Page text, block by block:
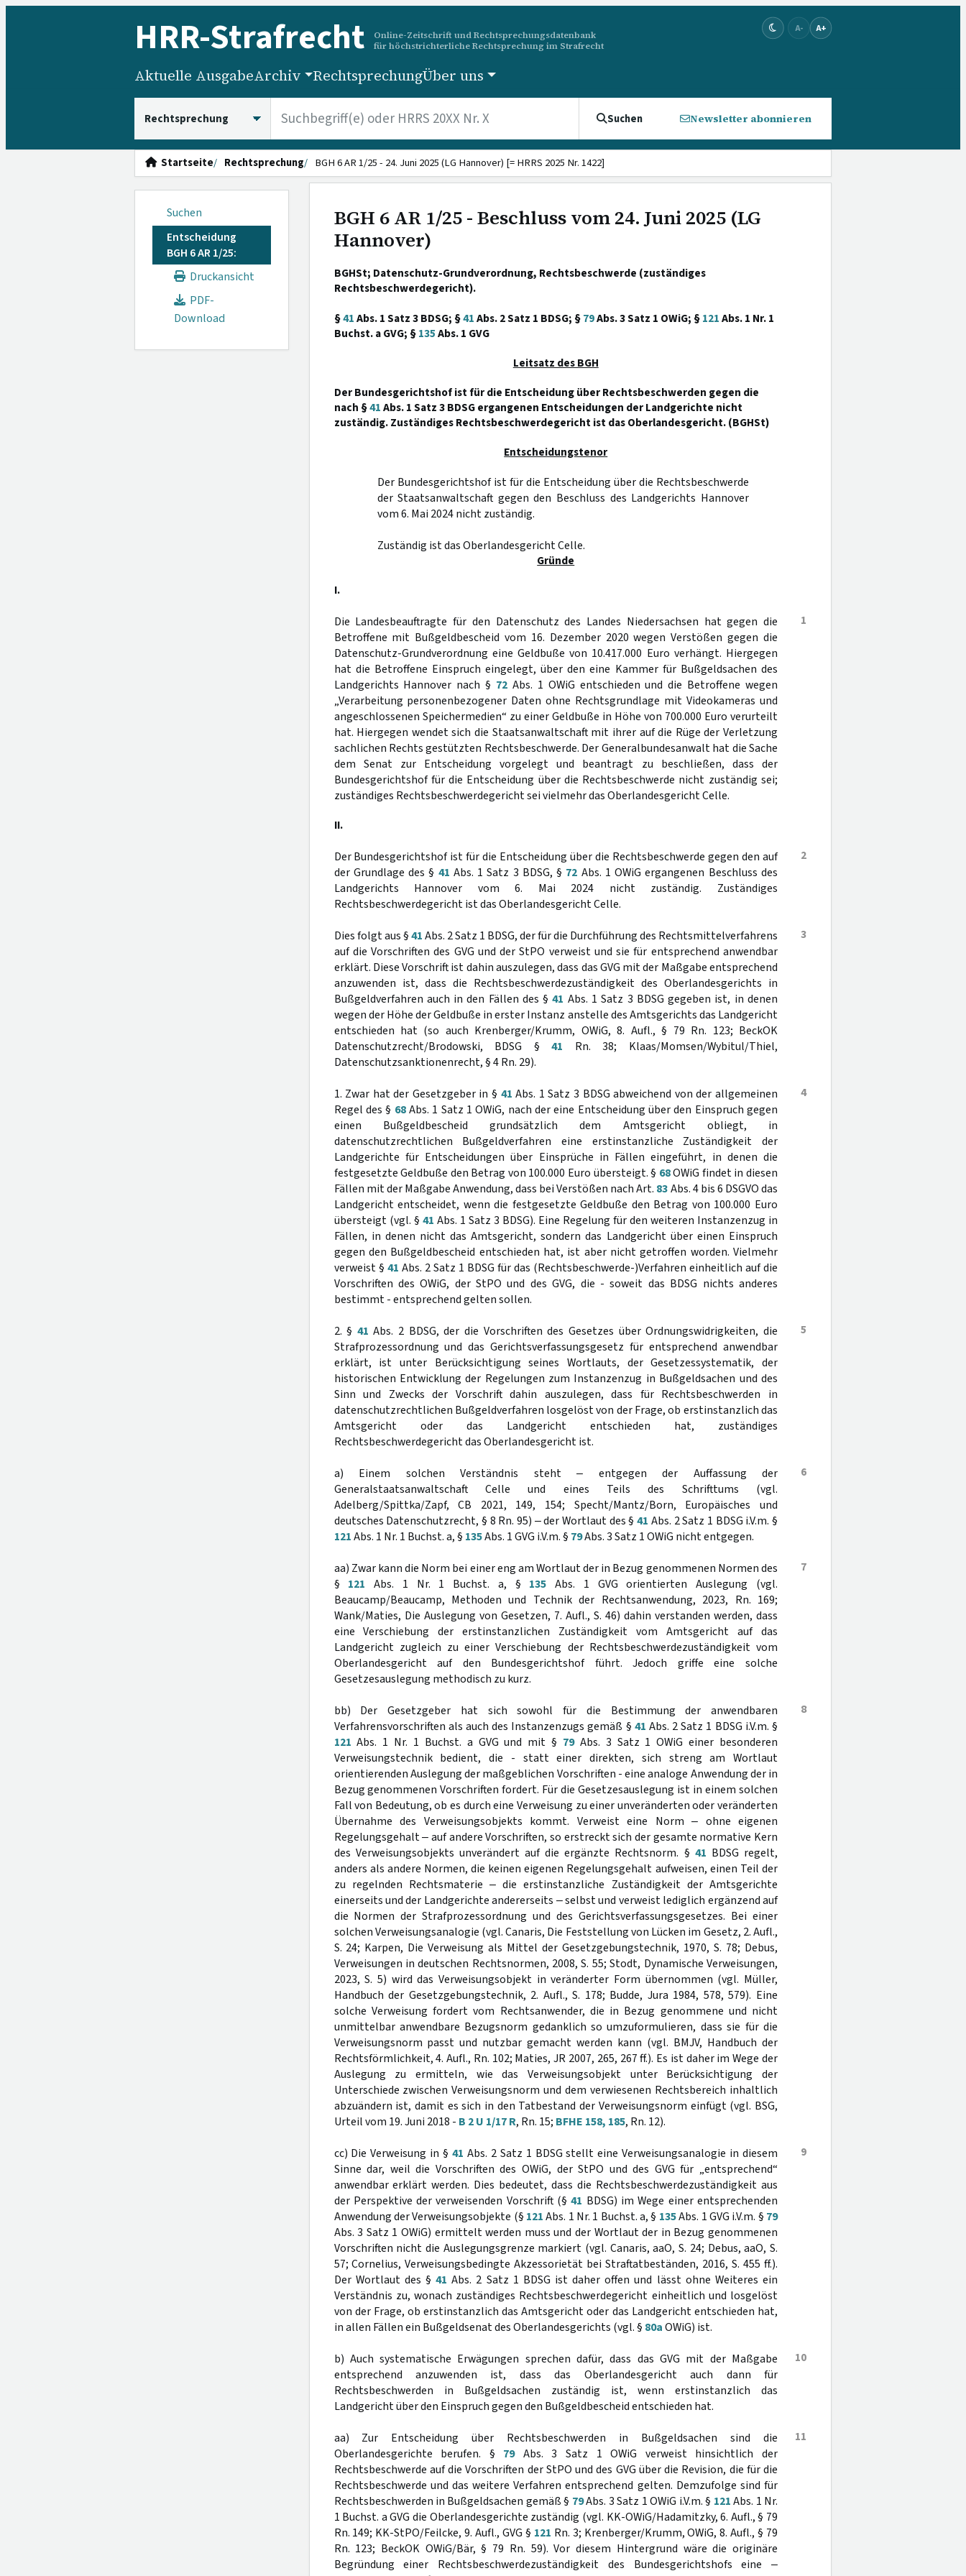
HRR-Strafrecht
Online-Zeitschrift und Rechtsprechungsdatenbank
für höchstrichterliche Rechtsprechung im Strafrecht
A- A+
Aktuelle AusgabeArchiv RechtsprechungÜber uns
Suchen Newsletter abonnieren
Startseite Rechtsprechung BGH 6 AR 1/25 - 24. Juni 2025 (LG Hannover) [= HRRS 2025 Nr. 1422]
Suchen
Entscheidung
BGH 6 AR 1/25:
Druckansicht
PDF-
Download
BGH 6 AR 1/25 - Beschluss vom 24. Juni 2025 (LG
Hannover)
BGHSt; Datenschutz-Grundverordnung, Rechtsbeschwerde (zuständiges
Rechtsbeschwerdegericht).
§41Abs. 1 Satz 3 BDSG; §41Abs. 2 Satz 1 BDSG; §79Abs. 3 Satz 1 OWiG; §121Abs. 1 Nr. 1
Buchst. a GVG; §135Abs. 1 GVG
Leitsatz des BGH
Der Bundesgerichtshof ist für die Entscheidung über Rechtsbeschwerden gegen die
nach §41Abs. 1 Satz 3 BDSG ergangenen Entscheidungen der Landgerichte nicht
zuständig. Zuständiges Rechtsbeschwerdegericht ist das Oberlandesgericht. (BGHSt)
Entscheidungstenor
Der Bundesgerichtshof ist für die Entscheidung über die Rechtsbeschwerde
der Staatsanwaltschaft gegen den Beschluss des Landgerichts Hannover
vom 6. Mai 2024 nicht zuständig.
Zuständig ist das Oberlandesgericht Celle.
Gründe
I.
1
Die Landesbeauftragte für den Datenschutz des Landes Niedersachsen hat gegen die
Betroffene mit Bußgeldbescheid vom 16. Dezember 2020 wegen Verstößen gegen die
Datenschutz-Grundverordnung eine Geldbuße von 10.417.000 Euro verhängt. Hiergegen
hat die Betroffene Einspruch eingelegt, über den eine Kammer für Bußgeldsachen des
Landgerichts Hannover nach § 72 Abs. 1 OWiG entschieden und die Betroffene wegen
„Verarbeitung personenbezogener Daten ohne Rechtsgrundlage mit Videokameras und
angeschlossenen Speichermedien“ zu einer Geldbuße in Höhe von 700.000 Euro verurteilt
hat. Hiergegen wendet sich die Staatsanwaltschaft mit ihrer auf die Rüge der Verletzung
sachlichen Rechts gestützten Rechtsbeschwerde. Der Generalbundesanwalt hat die Sache
dem Senat zur Entscheidung vorgelegt und beantragt zu beschließen, dass der
Bundesgerichtshof für die Entscheidung über die Rechtsbeschwerde nicht zuständig sei;
zuständiges Rechtsbeschwerdegericht sei vielmehr das Oberlandesgericht Celle.
II.
2
Der Bundesgerichtshof ist für die Entscheidung über die Rechtsbeschwerde gegen den auf
der Grundlage des § 41 Abs. 1 Satz 3 BDSG, § 72 Abs. 1 OWiG ergangenen Beschluss des
Landgerichts Hannover vom 6. Mai 2024 nicht zuständig. Zuständiges
Rechtsbeschwerdegericht ist das Oberlandesgericht Celle.
3
Dies folgt aus §41Abs. 2 Satz 1 BDSG, der für die Durchführung des Rechtsmittelverfahrens
auf die Vorschriften des GVG und der StPO verweist und sie für entsprechend anwendbar
erklärt. Diese Vorschrift ist dahin auszulegen, dass das GVG mit der Maßgabe entsprechend
anzuwenden ist, dass die Rechtsbeschwerdezuständigkeit des Oberlandesgerichts in
Bußgeldverfahren auch in den Fällen des §41 Abs. 1 Satz 3 BDSG gegeben ist, in denen
wegen der Höhe der Geldbuße in erster Instanz anstelle des Amtsgerichts das Landgericht
entschieden hat (so auch Krenberger/Krumm, OWiG, 8. Aufl., § 79 Rn. 123; BeckOK
Datenschutzrecht/Brodowski, BDSG §41 Rn. 38; Klaas/Momsen/Wybitul/Thiel,
Datenschutzsanktionenrecht, § 4 Rn. 29).
4
1. Zwar hat der Gesetzgeber in § 41 Abs. 1 Satz 3 BDSG abweichend von der allgemeinen
Regel des § 68Abs. 1 Satz 1 OWiG, nach der eine Entscheidung über den Einspruch gegen
einen Bußgeldbescheid grundsätzlich dem Amtsgericht obliegt, in
datenschutzrechtlichen Bußgeldverfahren eine erstinstanzliche Zuständigkeit der
Landgerichte für Entscheidungen über Einsprüche in Fällen eingeführt, in denen die
festgesetzte Geldbuße den Betrag von 100.000 Euro übersteigt. § 68OWiG findet in diesen
Fällen mit der Maßgabe Anwendung, dass bei Verstößen nach Art. 83Abs. 4 bis 6 DSGVO das
Landgericht entscheidet, wenn die festgesetzte Geldbuße den Betrag von 100.000 Euro
übersteigt (vgl. § 41 Abs. 1 Satz 3 BDSG). Eine Regelung für den weiteren Instanzenzug in
Fällen, in denen nicht das Amtsgericht, sondern das Landgericht über einen Einspruch
gegen den Bußgeldbescheid entschieden hat, ist aber nicht getroffen worden. Vielmehr
verweist § 41 Abs. 2 Satz 1 BDSG für das (Rechtsbeschwerde-)Verfahren einheitlich auf die
Vorschriften des OWiG, der StPO und des GVG, die - soweit das BDSG nichts anderes
bestimmt - entsprechend gelten sollen.
5
2. § 41 Abs. 2 BDSG, der die Vorschriften des Gesetzes über Ordnungswidrigkeiten, die
Strafprozessordnung und das Gerichtsverfassungsgesetz für entsprechend anwendbar
erklärt, ist unter Berücksichtigung seines Wortlauts, der Gesetzessystematik, der
historischen Entwicklung der Regelungen zum Instanzenzug in Bußgeldsachen und des
Sinn und Zwecks der Vorschrift dahin auszulegen, dass für Rechtsbeschwerden in
datenschutzrechtlichen Bußgeldverfahren losgelöst von der Frage, ob erstinstanzlich das
Amtsgericht oder das Landgericht entschieden hat, zuständiges
Rechtsbeschwerdegericht das Oberlandesgericht ist.
6
a) Einem solchen Verständnis steht ‒ entgegen der Auffassung der
Generalstaatsanwaltschaft Celle und eines Teils des Schrifttums (vgl.
Adelberg/Spittka/Zapf, CB 2021, 149, 154; Specht/Mantz/Born, Europäisches und
deutsches Datenschutzrecht, § 8 Rn. 95) ‒ der Wortlaut des §41 Abs. 2 Satz 1 BDSG i.V.m. §
121Abs. 1 Nr. 1 Buchst. a, § 135Abs. 1 GVG i.V.m. § 79Abs. 3 Satz 1 OWiG nicht entgegen.
7
aa) Zwar kann die Norm bei einer eng am Wortlaut der in Bezug genommenen Normen des
§ 121 Abs. 1 Nr. 1 Buchst. a, § 135 Abs. 1 GVG orientierten Auslegung (vgl.
Beaucamp/Beaucamp, Methoden und Technik der Rechtsanwendung, 2023, Rn. 169;
Wank/Maties, Die Auslegung von Gesetzen, 7. Aufl., S. 46) dahin verstanden werden, dass
eine Verschiebung der erstinstanzlichen Zuständigkeit vom Amtsgericht auf das
Landgericht zugleich zu einer Verschiebung der Rechtsbeschwerdezuständigkeit vom
Oberlandesgericht auf den Bundesgerichtshof führt. Jedoch griffe eine solche
Gesetzesauslegung methodisch zu kurz.
8
bb) Der Gesetzgeber hat sich sowohl für die Bestimmung der anwendbaren
Verfahrensvorschriften als auch des Instanzenzugs gemäß § 41 Abs. 2 Satz 1 BDSG i.V.m. §
121 Abs. 1 Nr. 1 Buchst. a GVG und mit § 79Abs. 3 Satz 1 OWiG einer besonderen
Verweisungstechnik bedient, die - statt einer direkten, sich streng am Wortlaut
orientierenden Auslegung der maßgeblichen Vorschriften - eine analoge Anwendung der in
Bezug genommenen Vorschriften fordert. Für die Gesetzesauslegung ist in einem solchen
Fall von Bedeutung, ob es durch eine Verweisung zu einer unveränderten oder veränderten
Übernahme des Verweisungsobjekts kommt. Verweist eine Norm ‒ ohne eigenen
Regelungsgehalt ‒ auf andere Vorschriften, so erstreckt sich der gesamte normative Kern
des Verweisungsobjekts unverändert auf die ergänzte Rechtsnorm. § 41 BDSG regelt,
anders als andere Normen, die keinen eigenen Regelungsgehalt aufweisen, einen Teil der
zu regelnden Rechtsmaterie ‒ die erstinstanzliche Zuständigkeit der Amtsgerichte
einerseits und der Landgerichte andererseits ‒ selbst und verweist lediglich ergänzend auf
die Normen der Strafprozessordnung und des Gerichtsverfassungsgesetzes. Bei einer
solchen Verweisungsanalogie (vgl. Canaris, Die Feststellung von Lücken im Gesetz, 2. Aufl.,
S. 24; Karpen, Die Verweisung als Mittel der Gesetzgebungstechnik, 1970, S. 78; Debus,
Verweisungen in deutschen Rechtsnormen, 2008, S. 55; Stodt, Dynamische Verweisungen,
2023, S. 5) wird das Verweisungsobjekt in veränderter Form übernommen (vgl. Müller,
Handbuch der Gesetzgebungstechnik, 2. Aufl., S. 178; Budde, Jura 1984, 578, 579). Eine
solche Verweisung fordert vom Rechtsanwender, die in Bezug genommene und nicht
unmittelbar anwendbare Bezugsnorm gedanklich so umzuformulieren, dass sie für die
Verweisungsnorm passt und nutzbar gemacht werden kann (vgl. BMJV, Handbuch der
Rechtsförmlichkeit, 4. Aufl., Rn. 102; Maties, JR 2007, 265, 267 ff.). Es ist daher im Wege der
Auslegung zu ermitteln, wie das Verweisungsobjekt unter Berücksichtigung der
Unterschiede zwischen Verweisungsnorm und dem verwiesenen Rechtsbereich inhaltlich
abzuändern ist, damit es sich in den Tatbestand der Verweisungsnorm einfügt (vgl. BSG,
Urteil vom 19. Juni 2018 - B 2 U 1/17 R, Rn. 15; BFHE 158, 185, Rn. 12).
9
cc) Die Verweisung in § 41 Abs. 2 Satz 1 BDSG stellt eine Verweisungsanalogie in diesem
Sinne dar, weil die Vorschriften des OWiG, der StPO und des GVG für „entsprechend“
anwendbar erklärt werden. Dies bedeutet, dass die Rechtsbeschwerdezuständigkeit aus
der Perspektive der verweisenden Vorschrift (§41 BDSG) im Wege einer entsprechenden
Anwendung der Verweisungsobjekte (§ 121Abs. 1 Nr. 1 Buchst. a, § 135Abs. 1 GVG i.V.m. § 79
Abs. 3 Satz 1 OWiG) ermittelt werden muss und der Wortlaut der in Bezug genommenen
Vorschriften nicht die Auslegungsgrenze markiert (vgl. Canaris, aaO, S. 24; Debus, aaO, S.
57; Cornelius, Verweisungsbedingte Akzessorietät bei Straftatbeständen, 2016, S. 455 ff.).
Der Wortlaut des §41 Abs. 2 Satz 1 BDSG ist daher offen und lässt ohne Weiteres ein
Verständnis zu, wonach zuständiges Rechtsbeschwerdegericht einheitlich und losgelöst
von der Frage, ob erstinstanzlich das Amtsgericht oder das Landgericht entschieden hat,
in allen Fällen ein Bußgeldsenat des Oberlandesgerichts (vgl. § 80aOWiG) ist.
10
b) Auch systematische Erwägungen sprechen dafür, dass das GVG mit der Maßgabe
entsprechend anzuwenden ist, dass das Oberlandesgericht auch dann für
Rechtsbeschwerden in Bußgeldsachen zuständig ist, wenn erstinstanzlich das
Landgericht über den Einspruch gegen den Bußgeldbescheid entschieden hat.
11
aa) Zur Entscheidung über Rechtsbeschwerden in Bußgeldsachen sind die
Oberlandesgerichte berufen. § 79Abs. 3 Satz 1 OWiG verweist hinsichtlich der
Rechtsbeschwerde auf die Vorschriften der StPO und des GVG über die Revision, die für die
Rechtsbeschwerde und das weitere Verfahren entsprechend gelten. Demzufolge sind für
Rechtsbeschwerden in Bußgeldsachen gemäß § 79Abs. 3 Satz 1 OWiG i.V.m. § 121Abs. 1 Nr.
1 Buchst. a GVG die Oberlandesgerichte zuständig (vgl. KK-OWiG/Hadamitzky, 6. Aufl., § 79
Rn. 149; KK-StPO/Feilcke, 9. Aufl., GVG § 121 Rn. 3; Krenberger/Krumm, OWiG, 8. Aufl., § 79
Rn. 123; BeckOK OWiG/Bär, § 79 Rn. 59). Vor diesem Hintergrund wäre die originäre
Begründung einer Rechtsbeschwerdezuständigkeit des Bundesgerichtshofs eine ‒